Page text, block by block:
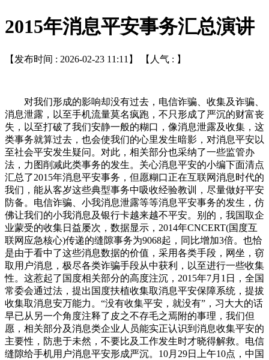
2015年消息平安事务汇总演讲
【发布时间 : 2026-02-23 11:11】 【人气 : 】
对我们形成的影响却没有过去，电信诈骗、收集及诈骗、
消息泄露，以至手机流量莫名疯跑，不只形成了严沉的财富丧
失，以至打破了我们安静一般的糊口，像消息泄露及收集，这
类事务就算过去，也会使我们的心里发生暗影，对消息平安以
至社会平安发生疑问。对此，相关部分也采纳了一些监管办
法，力图削减此类事务的发生。关心消息平安的小编下面清点
汇总了2015年消息平安事务，但愿糊口正在互联网消息时代的
我们，能从客岁这些典型事务中吸收经验教训，尽量做好平安
防备。电信诈骗、小我消息泄露等等消息平安事务的发生，仿
佛让我们的小我消息及银行卡越来越不平安。别的，我国取企
业蒙受的收集日益屡次，数据显示，2014年CNCERT(国度互
联网应急核心)传递的缝隙事务为9068起，同比增加3倍。也恰
是由于看中了这些消息数据的价值，采用各类手段，网坐，窃
取用户消息，极尽各类诈骗手段从中获利，以至进行一些收集
性。这惹起了国度相关部分的高度注沉，2015年7月1日，全国
常委会通过法，提出国度扶植收集取消息平安保障系统，提拔
收集取消息安万能力。“没有收集平安，就没有”，习大大的话
早已从另一个角度注释了皮之不存毛之焉附的事理，我们但
愿，相关部分及消息类企业人员能实正认识到消息收集平安的
主要性，防患于未然，不要比及工作发生时才晓得解救。电信
缝隙给手机用户消息平安形成严沉。10月29日上午10点，中国